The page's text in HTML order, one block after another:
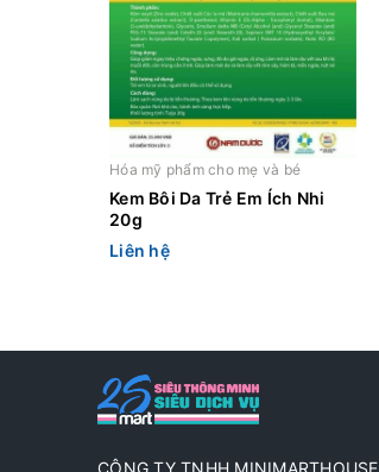
Hóa mỹ phẩm cho mẹ và bé
Kem Bôi Da Trẻ Em Ích Nhi
20g
Liên hệ
CÔNG TY TNHH MINIMARTHOUSE